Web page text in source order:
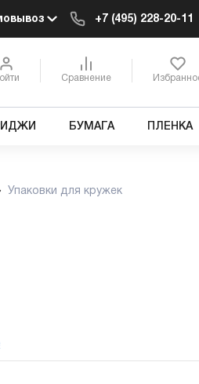
+7 (495) 228-20-11
Сравнение
БУМАГА ПЛЕНКА
Упаковки для кружек